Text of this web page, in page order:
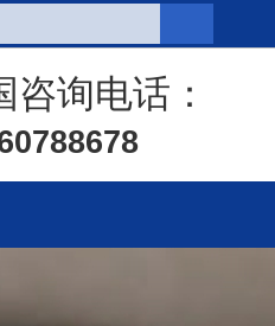
新闻在线
咨询电话：